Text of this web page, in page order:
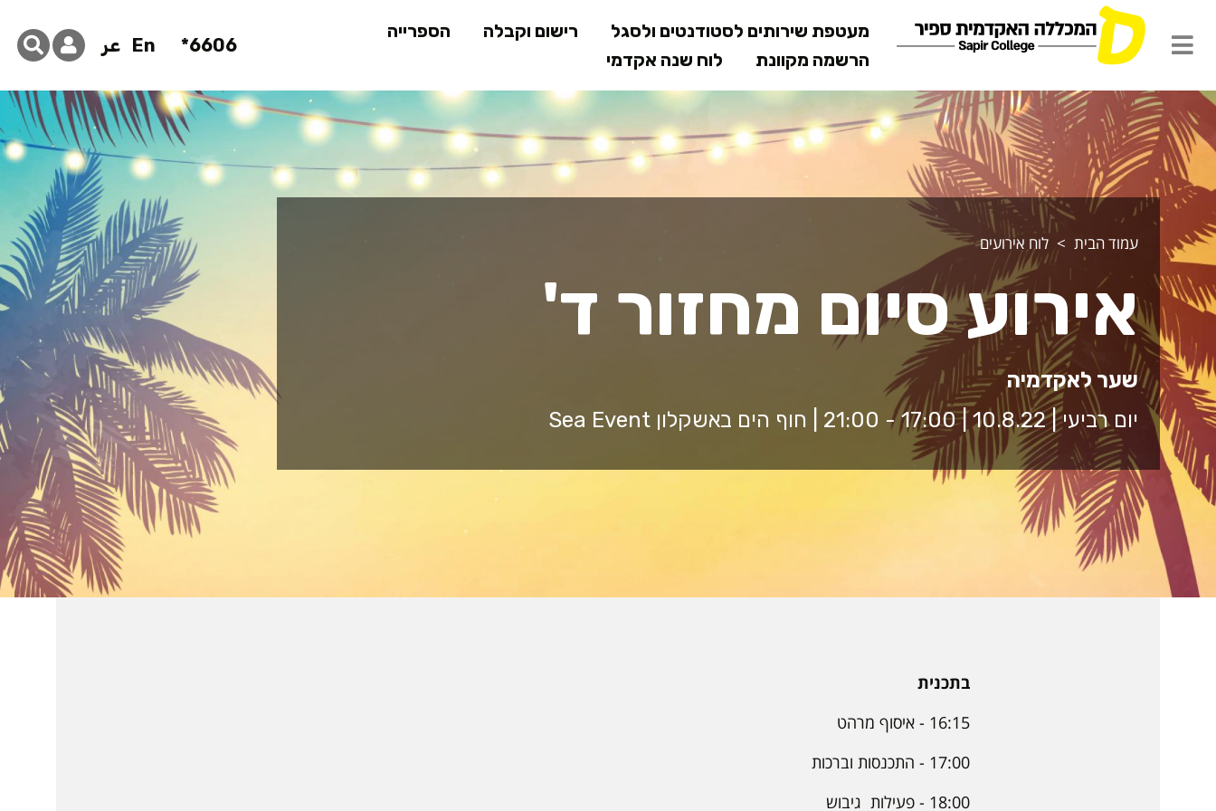
לתוכן
המרכזי
מעטפת שירותים לסטודנטים ולסגל רישום וקבלה
הספרייה
הרשמה מקוונת
לוח שנה אקדמי
6606*
En عر
עמוד הבית לוח אירועים
אירוע סיום מחזור ד'
שער לאקדמיה
יום רביעי | 10.8.22 | 17:00 - 21:00 | חוף הים באשקלון Sea Event
בתכנית
16:15 - איסוף מרהט
17:00 - התכנסות וברכות
18:00 - פעילות גיבוש